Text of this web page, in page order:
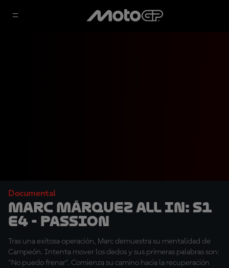
Documental
Marc Márquez ALL IN: S1
E4 - Passion
Tras una exitosa operación, Marc demuestra su mentalidad de
Campeón. Intenta mover los dedos y sus primeras palabras son:
"No puedo frenar". Comienza su camino hacia la recuperación